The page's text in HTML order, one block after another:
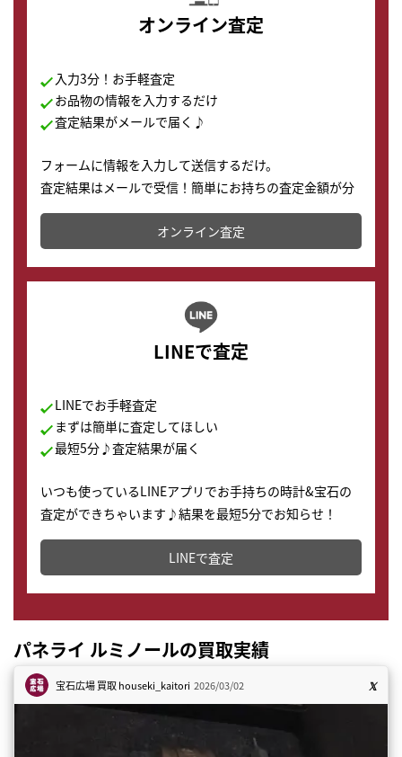
オンライン査定
入力3分！お手軽査定
お品物の情報を入力するだけ
査定結果がメールで届く♪
フォームに情報を入力して送信するだけ。
査定結果はメールで受信！簡単にお持ちの査定金額が分
かります。
オンライン査定
LINEで査定
LINEでお手軽査定
まずは簡単に査定してほしい
最短5分♪査定結果が届く
いつも使っているLINEアプリでお手持ちの時計&宝石の
査定ができちゃいます♪結果を最短5分でお知らせ！
どこからでもすぐに査定金額を知ることが出来ます。
LINEで査定
パネライ ルミノールの買取実績
宝石広場 買取houseki_kaitori 2026/03/02